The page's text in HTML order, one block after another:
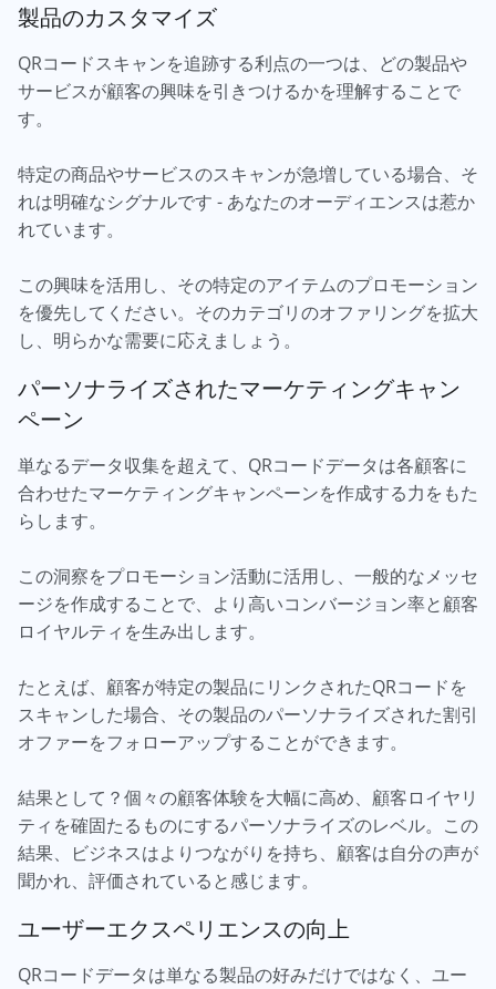
製品のカスタマイズ
QRコードスキャンを追跡する利点の一つは、どの製品や
サービスが顧客の興味を引きつけるかを理解することで
す。
特定の商品やサービスのスキャンが急増している場合、そ
れは明確なシグナルです - あなたのオーディエンスは惹か
れています。
この興味を活用し、その特定のアイテムのプロモーション
を優先してください。そのカテゴリのオファリングを拡大
し、明らかな需要に応えましょう。
パーソナライズされたマーケティングキャン
ペーン
単なるデータ収集を超えて、QRコードデータは各顧客に
合わせたマーケティングキャンペーンを作成する力をもた
らします。
この洞察をプロモーション活動に活用し、一般的なメッセ
ージを作成することで、より高いコンバージョン率と顧客
ロイヤルティを生み出します。
たとえば、顧客が特定の製品にリンクされたQRコードを
スキャンした場合、その製品のパーソナライズされた割引
オファーをフォローアップすることができます。
結果として？個々の顧客体験を大幅に高め、顧客ロイヤリ
ティを確固たるものにするパーソナライズのレベル。この
結果、ビジネスはよりつながりを持ち、顧客は自分の声が
聞かれ、評価されていると感じます。
ユーザーエクスペリエンスの向上
QRコードデータは単なる製品の好みだけではなく、ユー